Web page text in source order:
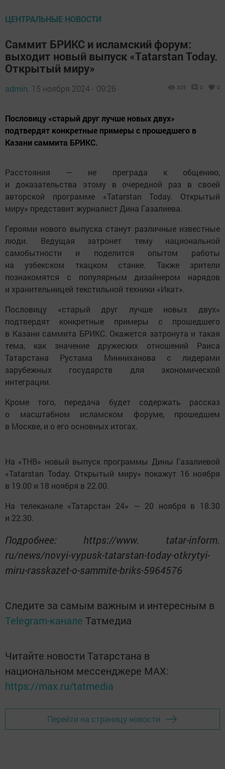
ЦЕНТРАЛЬНЫЕ НОВОСТИ
Саммит БРИКС и исламский форум:
выходит новый выпуск «Тatarstan Today.
Открытый миру»
admin, 15 ноября 2024 - 09:26 305 0 0
Пословицу «старый друг лучше новых двух»
подтвердят конкретные примеры с прошедшего в
Казани саммита БРИКС.
Расстояния — не преграда к общению,
и доказательства этому в очередной раз в своей
авторской программе «Tatarstan Today. Открытый
миру» представит журналист Дина Газалиева.
Героями нового выпуска станут различные известные
люди. Ведущая затронет тему национальной
самобытности и поделится опытом работы
на узбекском ткацком станке. Также зрители
познакомятся с популярным дизайнером нарядов
и хранительницей текстильной техники «Икат».
Пословицу «старый друг лучше новых двух»
подтвердят конкретные примеры с прошедшего
в Казани саммита БРИКС. Окажется затронута и такая
тема, как значение дружеских отношений Раиса
Татарстана Рустама Минниханова с лидерами
зарубежных государств для экономической
интеграции.
Кроме того, передача будет содержать рассказ
о масштабном исламском форуме, прошедшем
в Москве, и о его основных итогах.
На «ТНВ» новый выпуск программы Дины Газалиевой
«Tatarstan Today. Открытый миру» покажут 16 ноября
в 19.00 и 18 ноября в 22.00.
На телеканале «Татарстан 24» — 20 ноября в 18.30
и 22.30.
Подробнее: https://www. tatar-inform.
ru/news/novyi-vypusk-tatarstan-today-otkrytyi-
miru-rasskazet-o-sammite-briks-5964576
Следите за самым важным и интересным в
Telegram-канале Татмедиа
Читайте новости Татарстана в
национальном мессенджере MАХ:
https://max.ru/tatmedia
Перейти на страницу новости